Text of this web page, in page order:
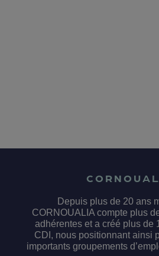
Depuis plus de 20 ans
CORNOUALIA compte plus
adhérentes et a créé plus de
CDI, nous positionnant ainsi
importants groupements